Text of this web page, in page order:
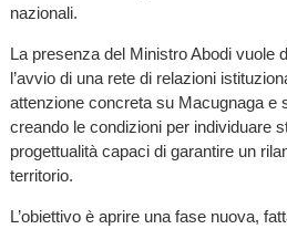
nazionali.
La presenza del Ministro Abodi vuole
l’avvio di una rete di relazioni
attenzione concreta su Macugnaga e
creando le condizioni per individuare
progettualità capaci di garantire un
territorio.
L’obiettivo è aprire una fase nuova,